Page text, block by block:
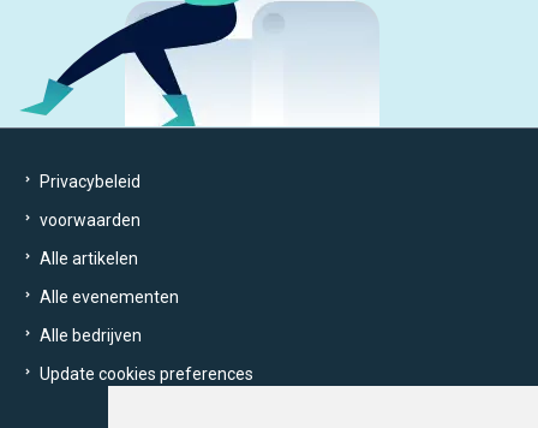
Privacybeleid
voorwaarden
Alle artikelen
Alle evenementen
Alle bedrijven
Update cookies preferences